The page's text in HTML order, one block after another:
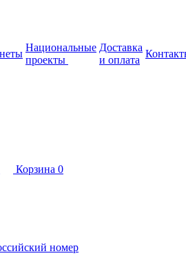
Национальные
проекты
Доставка
и оплата
Корзина 0
номер